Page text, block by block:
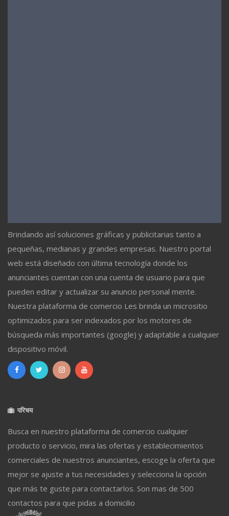
Brindando así soluciones gráficas y publicitarias tanto a
pequeñas, medianas y grandes empresas. Nuestro portal
web está diseñado con última tecnología donde los
anunciantes cuentan con una cuenta de usuario para que
pueden editar y actualizar su anuncio personal mente.
Nuestra plataforma de comercio Les brinda un micrositio
optimizados para ser indexados por los motores de
búsqueda más importantes (google) y adaptable a cualquier
dispositivo móvil.
परिचय
Busca en nuestro plataforma de comercio cualquier
producto o servicio, mira las ofertas y establecimientos
comerciales de nuestros anunciantes, escoge la oferta que
mejor se ajuste a tus necesidades y selecciona la opción
que más te guste para contactarlos. Son mas de 500
contactos para que pidas a domicilio